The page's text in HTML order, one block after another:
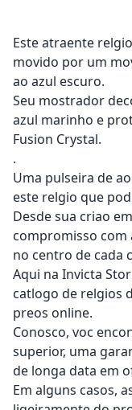
Este atraente
movido por um
ao azul escuro.
Seu mostrador
azul marinho e
Fusion Crystal.
.
Uma pulseira de
este relgio que
Desde sua criao
compromisso com
no centro de cada
Aqui na Invicta
catlogo de relgios
preos online.
Conosco, voc
superior, uma
de longa data em
Em alguns casos,